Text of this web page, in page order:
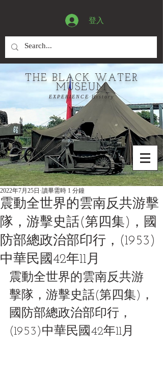
登入
THE BLACK WATER
MUSEUM
EXPERIENCE History
震動全世界的雲南反共游擊
隊，游擊史話(第四集)，國
防部總政治部印行，(1953)
中華民國42年11月
2022年7月25日 讀畢需時 1 分鐘
震動全世界的雲南反共游
擊隊，游擊史話(第四集)，
國防部總政治部印行，
(1953)中華民國42年11月